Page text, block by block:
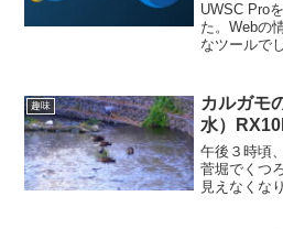
UWSC Pro
た。Webの
なツールで
には、
趣味
カルガモ
水）
午後３時頃
菅堀でくつ
見えなくな